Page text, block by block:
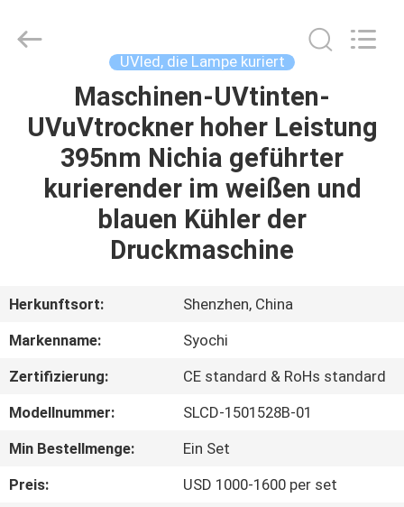
PRODUKTE
FABRIK-
AUSFLUG
QUALITÄTSKONTROLLE
TRETEN
SIE
Electronics
UVled, die Lampe kuriert
Maschinen-UVtinten-
UVuVtrockner hoher Leistung
395nm Nichia geführter
kurierender im weißen und
blauen Kühler der
Druckmaschine
Herkunftsort:
Shenzhen, China
Markenname:
Syochi
Zertifizierung:
CE standard & RoHs standard
Modellnummer:
SLCD-1501528B-01
Min Bestellmenge:
Ein Set
Preis:
USD 1000-1600 per set